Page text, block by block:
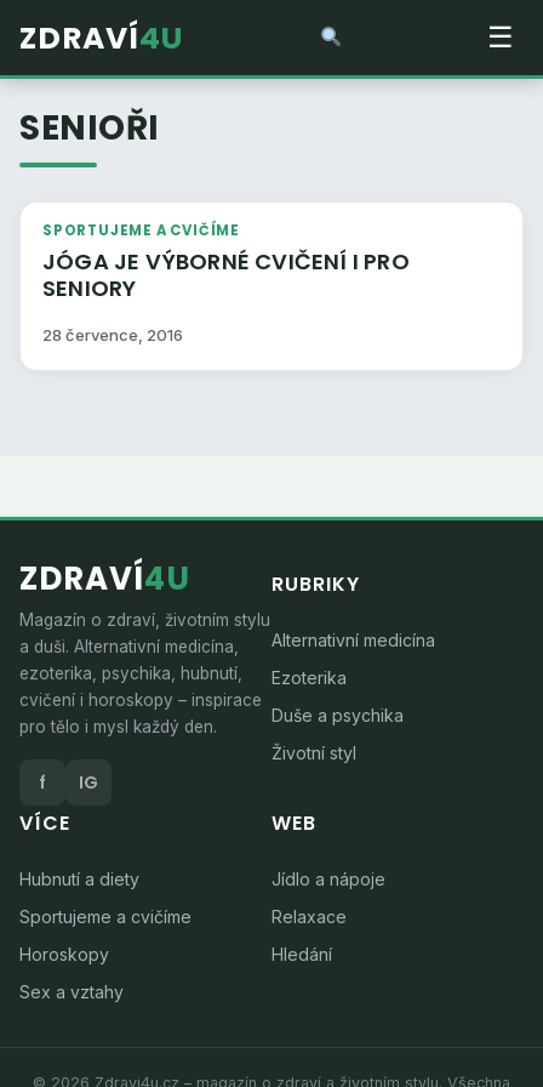
ZDRAVÍ4U ☰
SENIOŘI
SPORTUJEME A CVIČÍME
JÓGA JE VÝBORNÉ CVIČENÍ I PRO
SENIORY
28 července, 2016
ZDRAVÍ4U
Magazín o zdraví, životním stylu
a duši. Alternativní medicína,
ezoterika, psychika, hubnutí,
cvičení i horoskopy – inspirace
pro tělo i mysl každý den.
f IG
RUBRIKY
Alternativní medicína
Ezoterika
Duše a psychika
Životní styl
VÍCE
Hubnutí a diety
Sportujeme a cvičíme
Horoskopy
Sex a vztahy
WEB
Jídlo a nápoje
Relaxace
Hledání
© 2026 Zdravi4u.cz – magazín o zdraví a životním stylu. Všechna